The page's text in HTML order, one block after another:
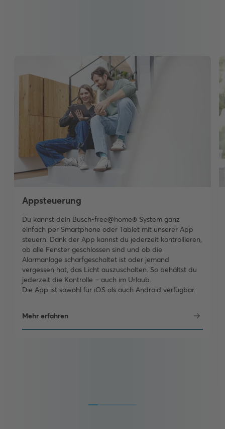
Appsteuerung
Du kannst dein Busch-free@home® System ganz
einfach per Smartphone oder Tablet mit unserer App
steuern. Dank der App kannst du jederzeit kontrollieren,
ob alle Fenster geschlossen sind und ob die
Alarmanlage scharfgeschaltet ist oder jemand
vergessen hat, das Licht auszuschalten. So behältst du
jederzeit die Kontrolle – auch im Urlaub.
Die App ist sowohl für iOS als auch Android verfügbar.
Mehr erfahren